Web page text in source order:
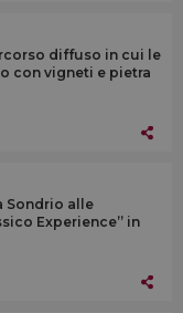
diffuso in cui le
con vigneti e pietra
Sondrio alle
Experience” in